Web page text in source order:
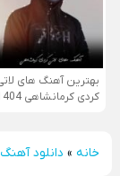
بهترین آهنگ های
کردی کرمانشاهی 1404
خانه» دانلود